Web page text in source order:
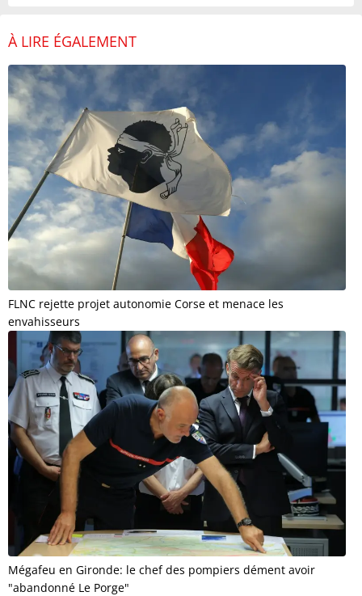
À LIRE ÉGALEMENT
FLNC rejette projet autonomie Corse et menace les
envahisseurs
Mégafeu en Gironde: le chef des pompiers dément avoir
"abandonné Le Porge"